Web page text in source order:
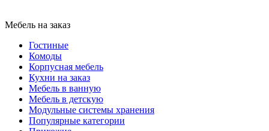
Мебель на заказ
Гостиные
Комоды
Корпусная мебель
Кухни на заказ
Мебель в ванную
Мебель в детскую
Модульные системы хранения
Популярные категории